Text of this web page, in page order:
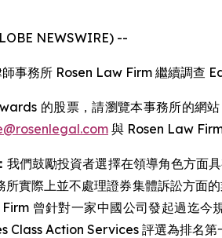
NEWSWIRE) --
事務所 Rosen Law Firm 繼續調查
的股票，請瀏覽本事務所的網站
與 Rosen Law
我們鼓勵投資者選擇在領導角色方面
所實際上並不處理證券集體訴訟方面
曾針對一家中國公司發起過迄
Class Action Services 評選為排名